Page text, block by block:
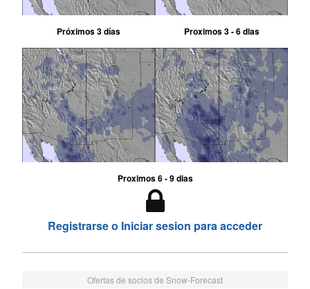
Próximos 3 días Proximos 3 - 6 dias
Proximos 6 - 9 dias
Registrarse o Iniciar sesion para acceder
Ofertas de socios de Snow-Forecast